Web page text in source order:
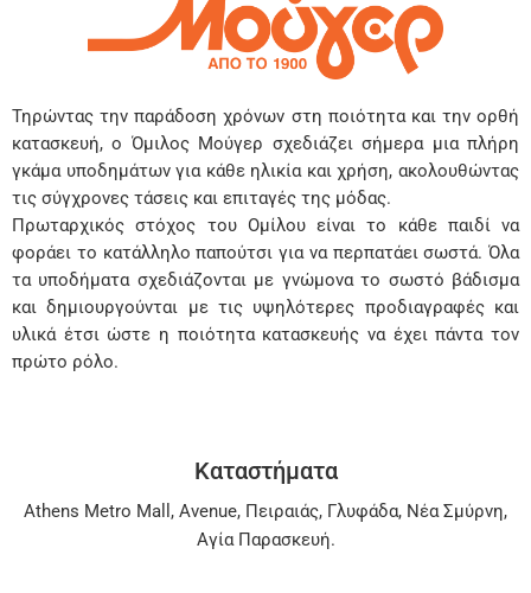
Τηρώντας την παράδοση χρόνων στη ποιότητα και την ορθή
κατασκευή, ο Όμιλος Μούγερ σχεδιάζει σήμερα μια πλήρη
γκάμα υποδημάτων για κάθε ηλικία και χρήση, ακολουθώντας
τις σύγχρονες τάσεις και επιταγές της μόδας.
Πρωταρχικός στόχος του Ομίλου είναι το κάθε παιδί να
φοράει το κατάλληλο παπούτσι για να περπατάει σωστά. Όλα
τα υποδήματα σχεδιάζονται με γνώμονα το σωστό βάδισμα
και δημιουργούνται με τις υψηλότερες προδιαγραφές και
υλικά έτσι ώστε η ποιότητα κατασκευής να έχει πάντα τον
πρώτο ρόλο.
Καταστήματα
Athens Metro Mall , Avenue, Πειραιάς, Γλυφάδα, Νέα Σμύρνη,
Αγία Παρασκευή.